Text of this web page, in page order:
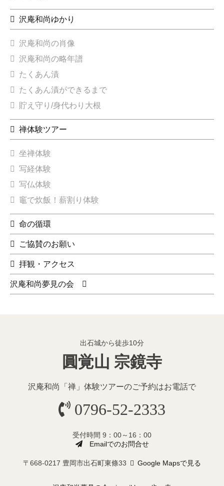
沢庵和尚ゆかり
沢庵和尚の肖像
沢庵和尚の略年譜
たくあん漬
たくあん漬ができるまで
貯え守り/身代わり大根
禅体験ツアー
坐禅体験
写経体験
写仏体験
竈で炊飯！薪割り体験
命の循環
ご協賛のお願い
拝観・アクセス
沢庵和尚夢見の会
出石城から徒歩10分
圓覚山 宗鏡寺
沢庵和尚「禅」体験ツアーのご予約はお電話で
0796-52-2333
受付時間 9：00～16：00
Emailでのお問合せ
〒668-0217 豊岡市出石町東條33 Google Mapsで見る